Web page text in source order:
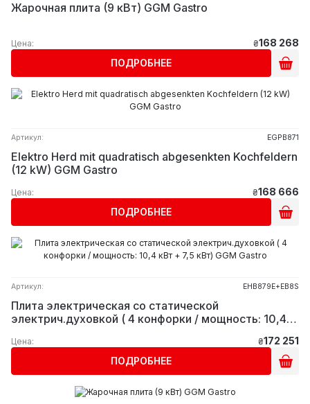
Жарочная плита (9 кВт) GGM Gastro
Цена: ₴168 268
ПОДРОБНЕЕ
Артикул: EGPB871
Elektro Herd mit quadratisch abgesenkten Kochfeldern
(12 kW) GGM Gastro
Цена: ₴168 666
ПОДРОБНЕЕ
Артикул: EHB879E+EB8S
Плита электрическая со статической
электрич.духовкой ( 4 конфорки / мощность: 10,4
Цена: ₴172 251
ПОДРОБНЕЕ